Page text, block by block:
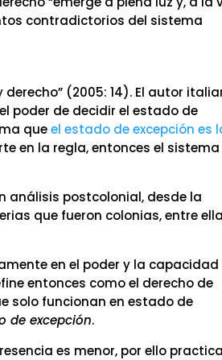
contradictorios del sistema
(2005: 14). El autor
poder de decidir el estado de
queel estado de excepción es
en la regla, entonces el sistema
análisis postcolonial, desde la
que fueron colonias, entre
en el poder y la capacidad
entonces como el derecho de
solo funcionan en estado de
de excepción.
es menor, por ello